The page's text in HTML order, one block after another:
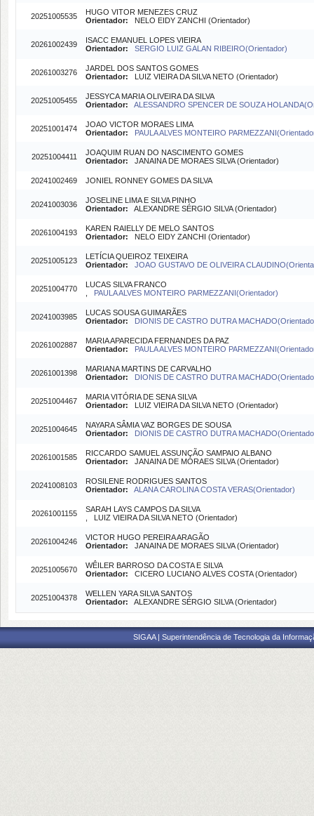
20251005535
HUGO VITOR MENEZES CRUZ
Orientador: NELO EIDY ZANCHI (Orientador)
20261002439
ISACC EMANUEL LOPES VIEIRA
Orientador:
SERGIO LUIZ GALAN RIBEIRO(Orientador)
20261003276
JARDEL DOS SANTOS GOMES
Orientador: LUIZ VIEIRA DA SILVA NETO (Orientador)
20251005455
JESSYCA MARIA OLIVEIRA DA SILVA
Orientador:
ALESSANDRO SPENCER DE SOUZA
20251001474
JOAO VICTOR MORAES LIMA
Orientador:
PAULA ALVES MONTEIRO
20251004411
JOAQUIM RUAN DO NASCIMENTO GOMES
Orientador: JANAINA DE MORAES SILVA (Orientador)
20241002469 JONIEL RONNEY GOMES DA SILVA
20241003036
JOSELINE LIMA E SILVA PINHO
Orientador: ALEXANDRE SÉRGIO SILVA (Orientador)
20261004193
KAREN RAIELLY DE MELO SANTOS
Orientador: NELO EIDY ZANCHI (Orientador)
20251005123
LETÍCIA QUEIROZ TEIXEIRA
Orientador:
JOAO GUSTAVO DE OLIVEIRA
20251004770
LUCAS SILVA FRANCO
PAULA ALVES MONTEIRO PARMEZZANI(Orientador)
20241003985
LUCAS SOUSA GUIMARÃES
Orientador:
DIONIS DE CASTRO DUTRA
20261002887
MARIA APARECIDA FERNANDES DA PAZ
Orientador:
PAULA ALVES MONTEIRO
20261001398
MARIANA MARTINS DE CARVALHO
Orientador:
DIONIS DE CASTRO DUTRA
20251004467
MARIA VITÓRIA DE SENA SILVA
Orientador: LUIZ VIEIRA DA SILVA NETO (Orientador)
20251004645
NAYARA SÂMIA VAZ BORGES DE SOUSA
Orientador:
DIONIS DE CASTRO DUTRA
20261001585
RICCARDO SAMUEL ASSUNÇÃO SAMPAIO ALBANO
Orientador: JANAINA DE MORAES SILVA (Orientador)
20241008103
ROSILENE RODRIGUES SANTOS
Orientador:
ALANA CAROLINA COSTA VERAS(Orientador)
20261001155
SARAH LAYS CAMPOS DA SILVA
, LUIZ VIEIRA DA SILVA NETO (Orientador)
20261004246
VICTOR HUGO PEREIRA ARAGÃO
Orientador: JANAINA DE MORAES SILVA (Orientador)
20251005670
WÊILER BARROSO DA COSTA E SILVA
Orientador: CICERO LUCIANO ALVES COSTA (Orientador)
20251004378
WELLEN YARA SILVA SANTOS
Orientador: ALEXANDRE SÉRGIO SILVA (Orientador)
SIGAA | Superintendência de Tecnologia da